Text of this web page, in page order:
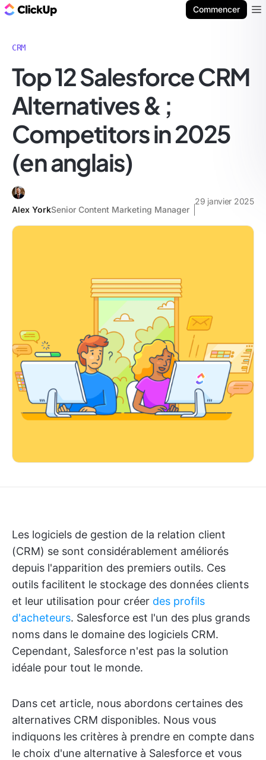
Commencer
CRM
Top 12 Salesforce CRM
Alternatives & ;
Competitors in 2025
(en anglais)
Alex YorkSenior Content Marketing Manager
29 janvier 2025
Les logiciels de gestion de la relation client
(CRM) se sont considérablement améliorés
depuis l'apparition des premiers outils. Ces
outils facilitent le stockage des données clients
et leur utilisation pour créer des profils
d'acheteurs. Salesforce est l'un des plus grands
noms dans le domaine des logiciels CRM.
Cependant, Salesforce n'est pas la solution
idéale pour tout le monde.
Dans cet article, nous abordons certaines des
alternatives CRM disponibles. Nous vous
indiquons les critères à prendre en compte dans
le choix d'une alternative à Salesforce et vous